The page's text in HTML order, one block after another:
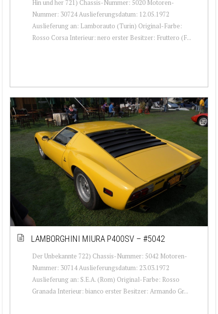
Hin und her 721) Chassis-Nummer: 5020 Motoren-
Nummer: 30724 Auslieferungsdatum: 12.05.1972
Auslieferung an: Lamborauto (Turin) Original-Farbe:
Rosso Corsa Interieur: nero erster Besitzer: Fruttero (F...
LAMBORGHINI MIURA P400SV – #5042
Der Unbekannte 722) Chassis-Nummer: 5042 Motoren-
Nummer: 30714 Auslieferungsdatum: 23.03.1972
Auslieferung an: S.E.A. (Rom) Original-Farbe: Rosso
Granada Interieur: bianco erster Besitzer: Armando Gr...